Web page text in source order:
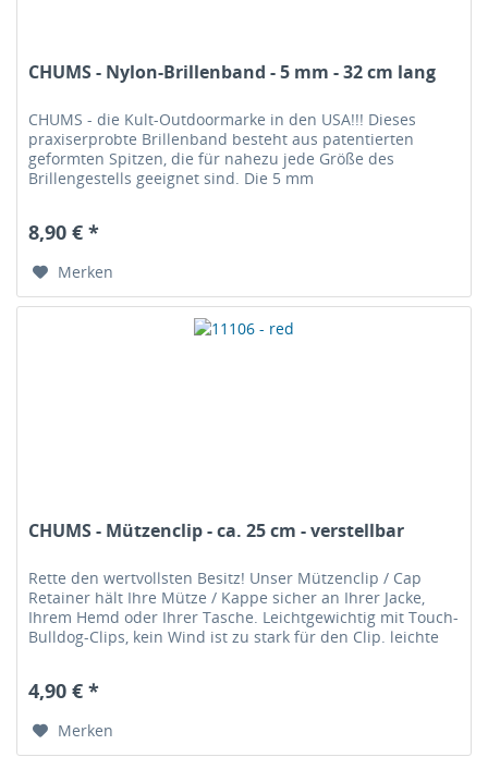
CHUMS - Nylon-Brillenband - 5 mm - 32 cm lang
CHUMS - die Kult-Outdoormarke in den USA!!! Dieses
praxiserprobte Brillenband besteht aus patentierten
geformten Spitzen, die für nahezu jede Größe des
Brillengestells geeignet sind. Die 5 mm
8,90 € *
Merken
CHUMS - Mützenclip - ca. 25 cm - verstellbar
Rette den wertvollsten Besitz! Unser Mützenclip / Cap
Retainer hält Ihre Mütze / Kappe sicher an Ihrer Jacke,
Ihrem Hemd oder Ihrer Tasche. Leichtgewichtig mit Touch-
Bulldog-Clips, kein Wind ist zu stark für den Clip. leichte
4,90 € *
Merken